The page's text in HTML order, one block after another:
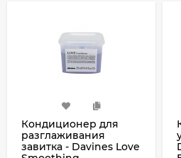
Кондиционер для
разглаживания
завитка - Davines Love